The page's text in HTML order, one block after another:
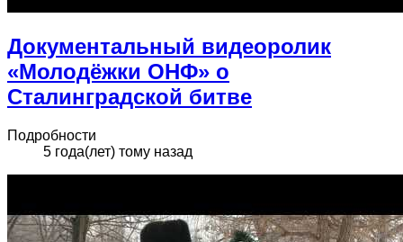
Документальный видеоролик
«Молодёжки ОНФ» о
Сталинградской битве
Подробности
5 года(лет) тому назад